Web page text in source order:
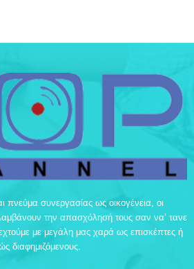
πνεύμα συνεργασίας ως οικογένεια, οι
την απασχόλησή τους σαν να’ τανε
με μεγάλη μας χαρά ως επισκέπτες ή
διαφημιζόμενους.